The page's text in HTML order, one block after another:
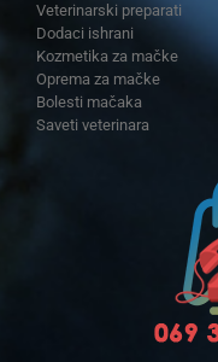
Veterinarski preparati
Dodaci ishrani
Kozmetika za mačke
Oprema za mačke
Bolesti mačaka
Saveti veterinara